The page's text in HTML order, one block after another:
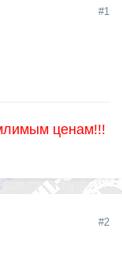
#1
ценам!!!
#2